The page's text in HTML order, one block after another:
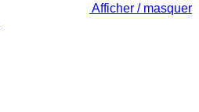
Afficher / masquer